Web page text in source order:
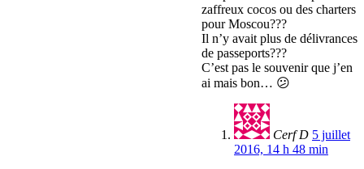
zaffreux cocos ou des charters
pour Moscou???
Il n’y avait plus de délivrances
de passeports???
C’est pas le souvenir que j’en
ai mais bon… 😕
Cerf D 5 juillet
2016, 14 h 48 min